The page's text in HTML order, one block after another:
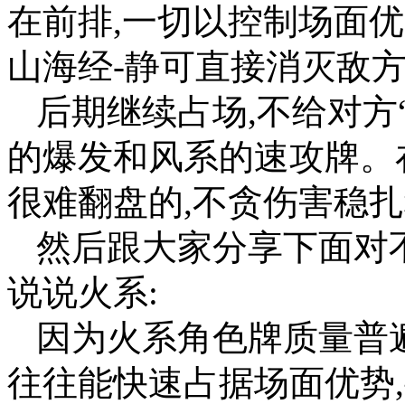
在前排,一切以控制场面
山海经-静可直接消灭敌
后期继续占场,不给对
的爆发和风系的速攻牌
很难翻盘的,不贪伤害稳
然后跟大家分享下面对
说说火系:
因为火系角色牌质量
往往能快速占据场面优